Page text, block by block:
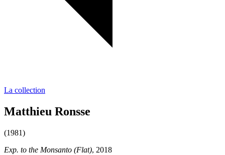
La collection
Matthieu Ronsse
(1981)
Exp. to the Monsanto (Flat), 2018